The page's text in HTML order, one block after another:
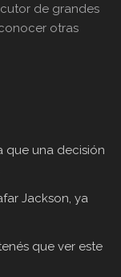
de grandes
otras
que una decisión
Jackson, ya
que ver este